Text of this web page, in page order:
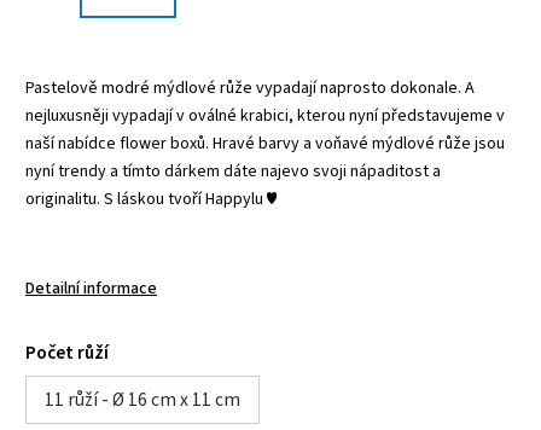
Pastelově modré mýdlové růže vypadají naprosto dokonale. A
nejluxusněji vypadají v oválné krabici, kterou nyní představujeme v
naší nabídce flower boxů. Hravé barvy a voňavé mýdlové růže jsou
nyní trendy a tímto dárkem dáte najevo svoji nápaditost a
originalitu. S láskou tvoří Happylu ♥
Detailní informace
Počet růží
11 růží - Ø 16 cm x 11 cm